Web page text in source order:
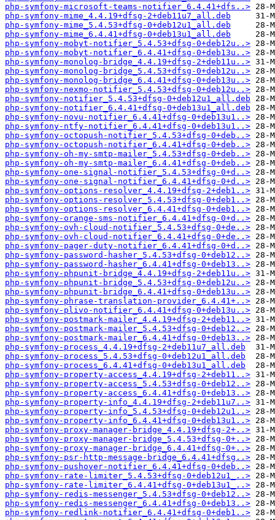
php-symfony-microsoft-teams-notifier_6.4.41+dfs..>
php-symfony-mime_4.4.19+dfsg-2+deb11u7_all.deb
php-symfony-mime_5.4.53+dfsg-0+deb12u1_all.deb
php-symfony-mime_6.4.41+dfsg-0+deb13u1_all.deb
php-symfony-mobyt-notifier_5.4.53+dfsg-0+deb12u..>
php-symfony-mobyt-notifier_6.4.41+dfsg-0+deb13u..>
php-symfony-monolog-bridge_4.4.19+dfsg-2+deb11u..>
php-symfony-monolog-bridge_5.4.53+dfsg-0+deb12u..>
php-symfony-monolog-bridge_6.4.41+dfsg-0+deb13u..>
php-symfony-nexmo-notifier_5.4.53+dfsg-0+deb12u..>
php-symfony-notifier_5.4.53+dfsg-0+deb12u1_all.deb
php-symfony-notifier_6.4.41+dfsg-0+deb13u1_all.deb
php-symfony-novu-notifier_6.4.41+dfsg-0+deb13u1..>
php-symfony-ntfy-notifier_6.4.41+dfsg-0+deb13u1..>
php-symfony-octopush-notifier_5.4.53+dfsg-0+deb..>
php-symfony-octopush-notifier_6.4.41+dfsg-0+deb..>
php-symfony-oh-my-smtp-mailer_5.4.53+dfsg-0+deb..>
php-symfony-oh-my-smtp-mailer_6.4.41+dfsg-0+deb..>
php-symfony-one-signal-notifier_5.4.53+dfsg-0+d..>
php-symfony-one-signal-notifier_6.4.41+dfsg-0+d..>
php-symfony-options-resolver_4.4.19+dfsg-2+deb1..>
php-symfony-options-resolver_5.4.53+dfsg-0+deb1..>
php-symfony-options-resolver_6.4.41+dfsg-0+deb1..>
php-symfony-orange-sms-notifier_6.4.41+dfsg-0+d..>
php-symfony-ovh-cloud-notifier_5.4.53+dfsg-0+de..>
php-symfony-ovh-cloud-notifier_6.4.41+dfsg-0+de..>
php-symfony-pager-duty-notifier_6.4.41+dfsg-0+d..>
php-symfony-password-hasher_5.4.53+dfsg-0+deb12..>
php-symfony-password-hasher_6.4.41+dfsg-0+deb13..>
php-symfony-phpunit-bridge_4.4.19+dfsg-2+deb11u..>
php-symfony-phpunit-bridge_5.4.53+dfsg-0+deb12u..>
php-symfony-phpunit-bridge_6.4.41+dfsg-0+deb13u..>
php-symfony-phrase-translation-provider_6.4.41+..>
php-symfony-plivo-notifier_6.4.41+dfsg-0+deb13u..>
php-symfony-postmark-mailer_4.4.19+dfsg-2+deb11..>
php-symfony-postmark-mailer_5.4.53+dfsg-0+deb12..>
php-symfony-postmark-mailer_6.4.41+dfsg-0+deb13..>
php-symfony-process_4.4.19+dfsg-2+deb11u7_all.deb
php-symfony-process_5.4.53+dfsg-0+deb12u1_all.deb
php-symfony-process_6.4.41+dfsg-0+deb13u1_all.deb
php-symfony-property-access_4.4.19+dfsg-2+deb11..>
php-symfony-property-access_5.4.53+dfsg-0+deb12..>
php-symfony-property-access_6.4.41+dfsg-0+deb13..>
php-symfony-property-info_4.4.19+dfsg-2+deb11u7..>
php-symfony-property-info_5.4.53+dfsg-0+deb12u1..>
php-symfony-property-info_6.4.41+dfsg-0+deb13u1..>
php-symfony-proxy-manager-bridge_4.4.19+dfsg-2+..>
php-symfony-proxy-manager-bridge_5.4.53+dfsg-0+..>
php-symfony-proxy-manager-bridge_6.4.41+dfsg-0+..>
php-symfony-psr-http-message-bridge_6.4.41+dfsg..>
php-symfony-pushover-notifier_6.4.41+dfsg-0+deb..>
php-symfony-rate-limiter_5.4.53+dfsg-0+deb12u1_..>
php-symfony-rate-limiter_6.4.41+dfsg-0+deb13u1_..>
php-symfony-redis-messenger_5.4.53+dfsg-0+deb12..>
php-symfony-redis-messenger_6.4.41+dfsg-0+deb13..>
php-symfony-redlink-notifier_6.4.41+dfsg-0+deb1..>